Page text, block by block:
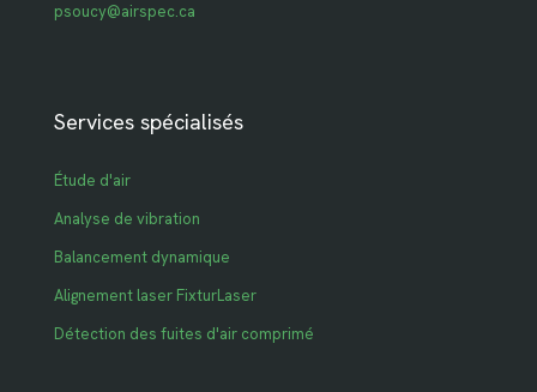
psoucy@airspec.ca
Services spécialisés
Étude d'air
Analyse de vibration
Balancement dynamique
Alignement laser FixturLaser
Détection des fuites d'air comprimé